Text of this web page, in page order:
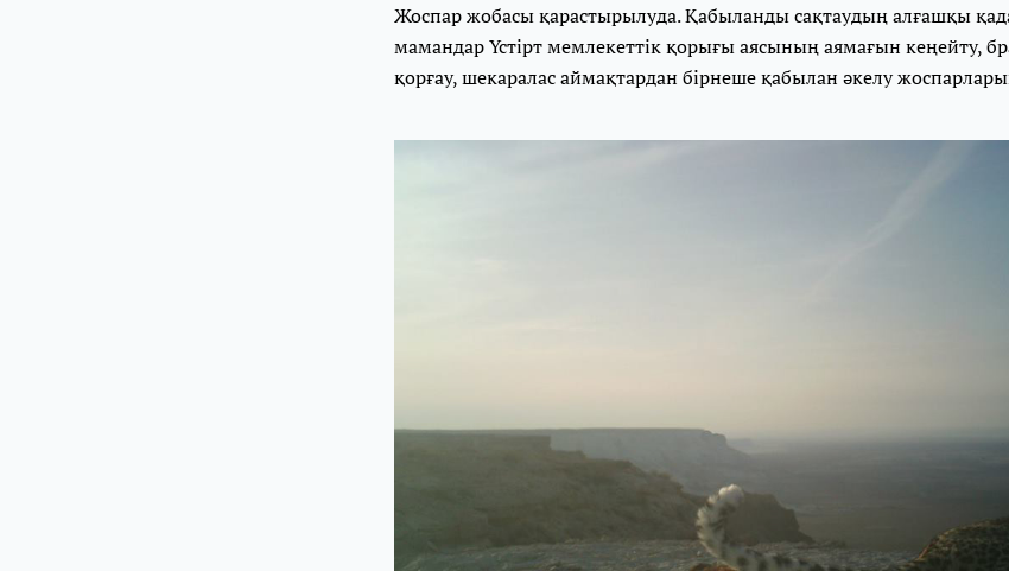
Жоспар жобасы қарастырылуда. Қабыланды сақтаудың алғашқы
мамандар Үстірт мемлекеттік қорығы аясының аямағын кеңейту,
қорғау, шекаралас аймақтардан бірнеше қабылан әкелу